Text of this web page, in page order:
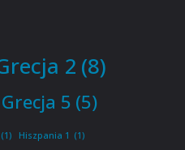
2 (8)
Grecja 5 (5)
(1) Hiszpania 1 (1)